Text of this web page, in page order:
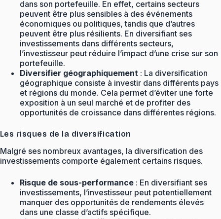
dans son portefeuille. En effet, certains secteurs
peuvent être plus sensibles à des événements
économiques ou politiques, tandis que d’autres
peuvent être plus résilients. En diversifiant ses
investissements dans différents secteurs,
l’investisseur peut réduire l’impact d’une crise sur son
portefeuille.
Diversifier géographiquement : La diversification
géographique consiste à investir dans différents pays
et régions du monde. Cela permet d’éviter une forte
exposition à un seul marché et de profiter des
opportunités de croissance dans différentes régions.
Les risques de la diversification
Malgré ses nombreux avantages, la diversification des
investissements comporte également certains risques.
Risque de sous-performance : En diversifiant ses
investissements, l’investisseur peut potentiellement
manquer des opportunités de rendements élevés
dans une classe d’actifs spécifique.